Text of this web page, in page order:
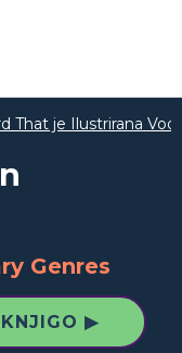
That je Ilustrirana
Genres
▶